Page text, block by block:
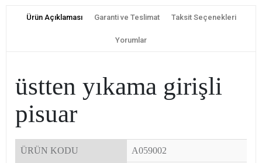
Ürün Açıklaması Garanti ve Teslimat Taksit Seçenekleri
Yorumlar
üstten yıkama girişli
pisuar
ÜRÜN KODU A059002